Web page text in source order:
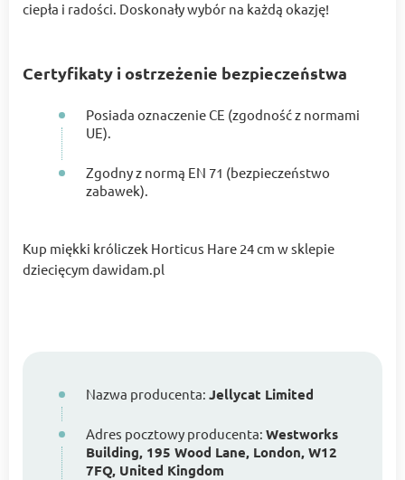
ciepła i radości. Doskonały wybór na każdą okazję!
Certyfikaty i ostrzeżenie bezpieczeństwa
Posiada oznaczenie CE (zgodność z normami
UE).
Zgodny z normą EN 71 (bezpieczeństwo
zabawek).
Kup miękki króliczek Horticus Hare 24 cm w sklepie
dziecięcym dawidam.pl
Nazwa producenta: Jellycat Limited
Adres pocztowy producenta: Westworks
Building, 195 Wood Lane, London, W12
7FQ, United Kingdom